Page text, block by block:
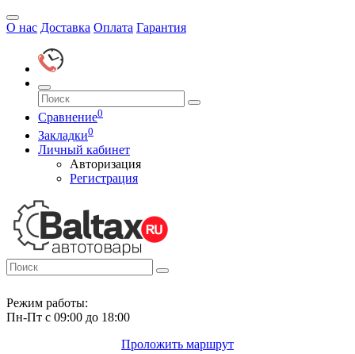
О нас Доставка Оплата Гарантия
Сравнение0
Закладки0
Личный кабинет
Авторизация
Регистрация
Режим работы:
Пн-Пт с 09:00 до 18:00
Проложить маршрут